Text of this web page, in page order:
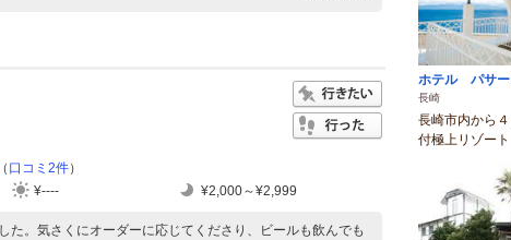
（ 口コミ2件）
¥---- ¥2,000～¥2,999
た。気さくにオーダーに応じてくださり、ビールも飲んでも
ホテル パサー
長崎
長崎市内から
付極上リゾート